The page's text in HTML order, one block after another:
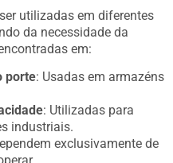
utilizadas em diferentes
da necessidade da
em:
porte: Usadas em armazéns
: Utilizadas para
industriais.
exclusivamente de